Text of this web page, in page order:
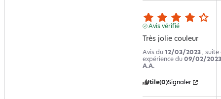
Avis vérifié
Très jolie couleur
Avis du 12/03/2023 , suite
expérience du 09/02/2023
A.A.
Utile(0)Signaler